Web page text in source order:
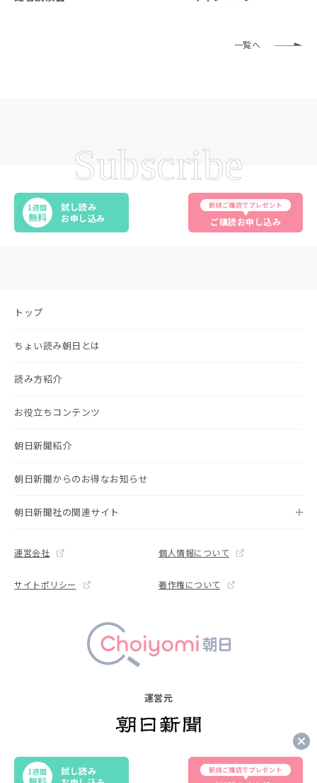
一覧へ
Subscribe
1週間
無料
試し読み
お申し込み
新規ご購読でプレゼント
ご購読お申し込み
1週間
試し読み
新規ご購読でプレゼント
運営元
トップ
ちょい読み朝日とは
読み方紹介
お役立ちコンテンツ
朝日新聞紹介
朝日新聞からのお得なお知らせ
朝日新聞社の関連サイト
運営会社 個人情報について
サイトポリシー 著作権について
Copyright © The Asahi Shimbun Company. All rights reserved.
Noreproduction or republication without written permission.